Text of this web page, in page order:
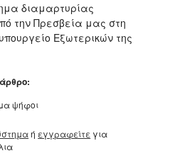
διαμαρτυρίας
την Πρεσβεία μας στη
Εξωτερικών της
ψήφοι
ή εγγραφείτε για